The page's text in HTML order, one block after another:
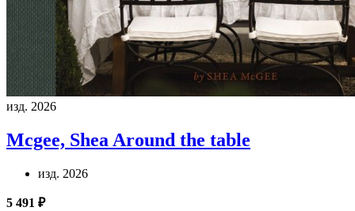
изд. 2026
Mcgee, Shea Around the table
изд. 2026
5 491 ₽